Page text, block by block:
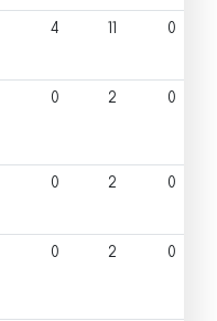
4 11 0
0 2 0
0 2 0
0 2 0